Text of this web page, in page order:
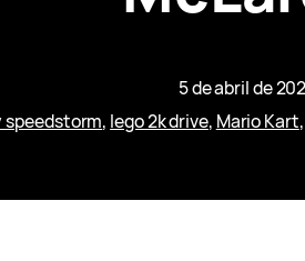
5 de abril de
speedstorm, lego 2k drive, Mario Kart,